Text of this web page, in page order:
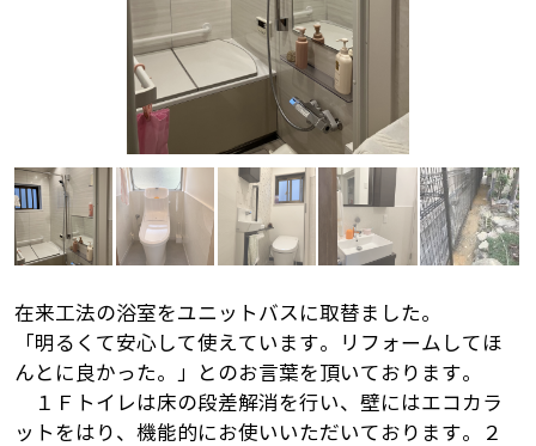
在来工法の浴室をユニットバスに取替ました。
「明るくて安心して使えています。リフォームしてほ
んとに良かった。」とのお言葉を頂いております。
１Ｆトイレは床の段差解消を行い、壁にはエコカラ
ットをはり、機能的にお使いいただいております。２